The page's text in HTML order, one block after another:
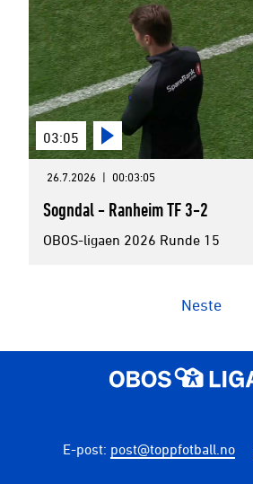
03:05
26.7.2026 | 00:03:05
Sogndal - Ranheim TF 3-2
OBOS-ligaen 2026 Runde 15
Neste
E-post: post@toppfotball.no